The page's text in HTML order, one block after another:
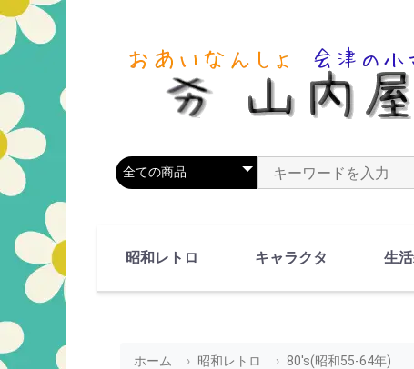
商品カテゴリを選択 商品名やキーワードを入
昭和レトロ キャラクタ 生
ホーム 昭和レトロ 80's(昭和55-64年)